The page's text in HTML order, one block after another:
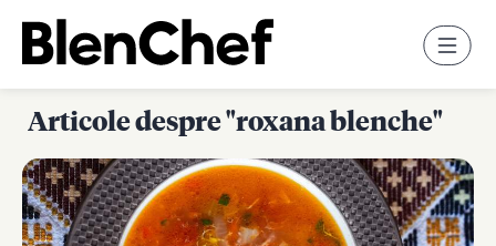
Articole despre "roxana blenche"